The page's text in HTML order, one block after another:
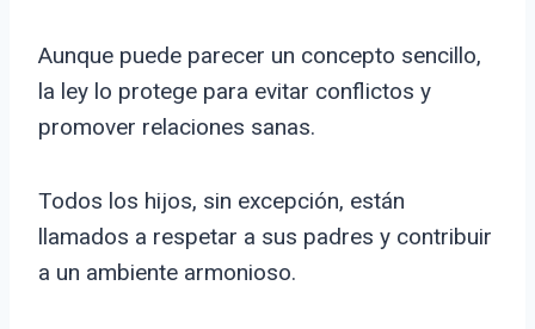
Aunque puede parecer un concepto sencillo,
la ley lo protege para evitar conflictos y
promover relaciones sanas.
Todos los hijos, sin excepción, están
llamados a respetar a sus padres y contribuir
a un ambiente armonioso.